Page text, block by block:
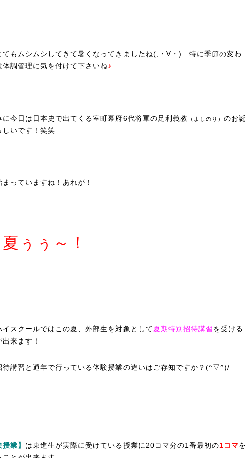
てもムシムシしてきて暑くなってきましたね(;・∀・) 特に季節の変わ
体調管理に気を付けて下さいね♪
に今日は日本史で出てくる室町幕府6代将軍の足利義教 （よしのり） のお誕
しいです！笑笑
まっていますね！あれが！
夏ぅぅ～！
イスクールではこの夏、外部生を対象として夏期特別招待講習を受ける
出来ます！
待講習と通年で行っている体験授業の違いはご存知ですか？(^▽^)/
授業】 は東進生が実際に受けている授業に20コマ分の1番最初の1コマを